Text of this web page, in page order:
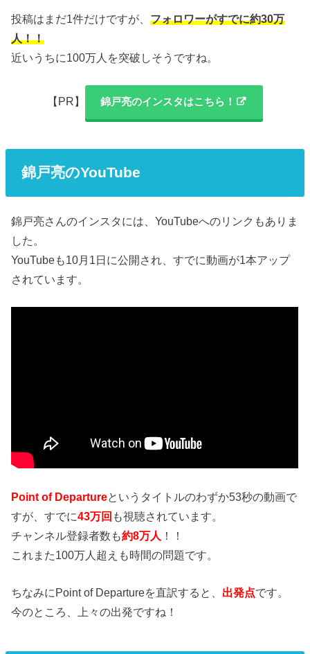
投稿はまだ1件だけですが、フォロワーがすでに約30万
人！！
近いうちに100万人を突破しそうですね。
【PR】 錦戸亮のインスタはこちら！
錦戸亮のYouTube
錦戸亮さんのインスタには、YouTubeへのリンクもありま
した。
YouTubeも10月1日に公開され、すでに動画が1本アップ
されています。
Point of Departureというタイトルのわずか53秒の動画で
すが、すでに43万回 も視聴されています。
チャンネル登録者数も約8万人 ！！
これまた100万人超えも時間の問題です。
ちなみにPoint of Departureを直訳すると、 出発点です。
今のところ、上々の出発ですね！